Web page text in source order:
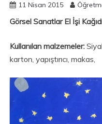
11 Nisan 2015
Görsel Sanatlar El İşi
Kullanılan malzemeler:
karton, yapıştırıcı, makas,